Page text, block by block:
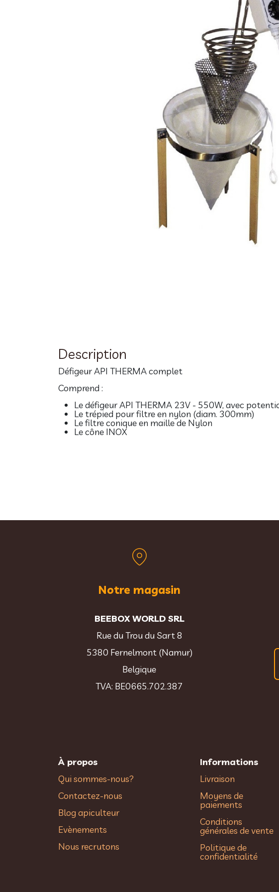
Description
Défigeur API THERMA complet
Comprend :
Le défigeur API THERMA 23V - 550W, avec
Le trépied pour filtre en nylon (diam. 300mm)
Le filtre conique en maille de Nylon
Le cône INOX
Notre magasin
BEEBOX WORLD SRL
Rue du Trou du Sart 8
5380 Fernelmont (Namur)
Belgique
TVA: BE0665.702.387
À propos
Qui sommes-nous?
Contactez-nous
Blog apiculteur
Evènements
Nous recrutons
Informations
Livraison
Moyens de
paiements
Conditions
générales de vente
Politique de
confidentialité